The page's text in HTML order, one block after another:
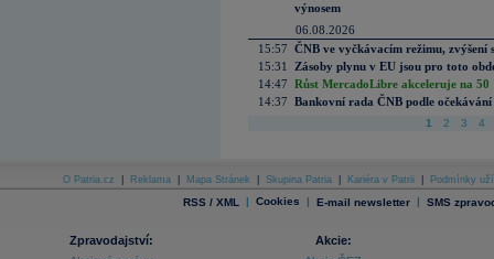
výnosem
06.08.2026
15:57 ČNB ve vyčkávacím režimu, zvýšení
15:31
Zásoby plynu v EU jsou pro toto
14:47 Růst MercadoLibre akceleruje na
14:37 Bankovní rada ČNB podle
1 2 3 4
O Patria.cz Reklama Mapa Stránek Skupina Patria Kariéra v Patrii Podmínky
RSS / XML | Cookies | E-mail newsletter | SMS
Zpravodajství:
Akcie: